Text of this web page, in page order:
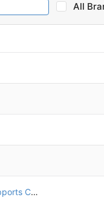
All
Ajout des pochettes latérales TXT01 et de leur supports CHO52